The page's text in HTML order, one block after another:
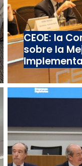
CEOE: la
sobre la